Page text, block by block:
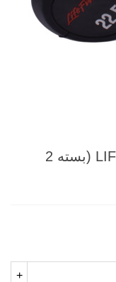
دمبل گرد 20 کیلویی LIFEFITNESS (بسته 2
+